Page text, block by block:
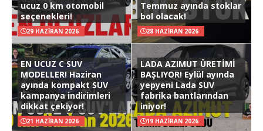
ucuz 0 km otomobil
seçenekleri!
29 HAZIRAN 2026
Temmuz ayında stoklar
bol olacak!
28 HAZIRAN 2026
EN UCUZ C SUV
MODELLER! Haziran
ayında kompakt SUV
kampanya indirimleri
dikkat çekiyor!
21 HAZIRAN 2026
LADA AZIMUT ÜRETİMİ
BAŞLIYOR! Eylül ayında
yepyeni Lada SUV
fabrika bantlarından
iniyor!
19 HAZIRAN 2026